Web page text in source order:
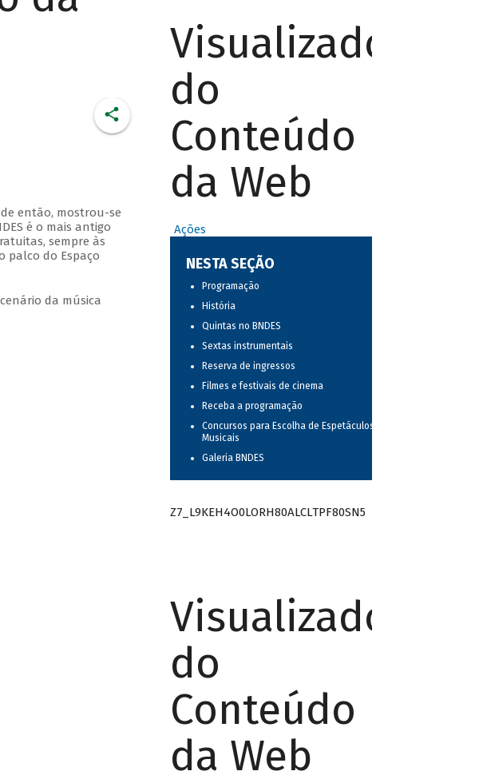
então, mostrou-se
é o mais antigo
sempre às
palco do Espaço
da música
Visualizador
do
Conteúdo
da Web
Ações
NESTA SEÇÃO
Programação
História
Quintas no BNDES
Sextas instrumentais
Reserva de ingressos
Filmes e festivais de cinema
Receba a programação
Concursos para Escolha de Espetáculos
Musicais
Galeria BNDES
Z7_L9KEH4O0LORH80ALCLTPF80SN5
Visualizador
do
Conteúdo
da Web